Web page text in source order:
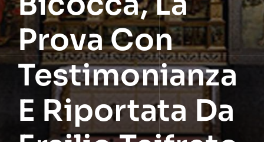
Prova Con
Testimonianza
E Riportata Da